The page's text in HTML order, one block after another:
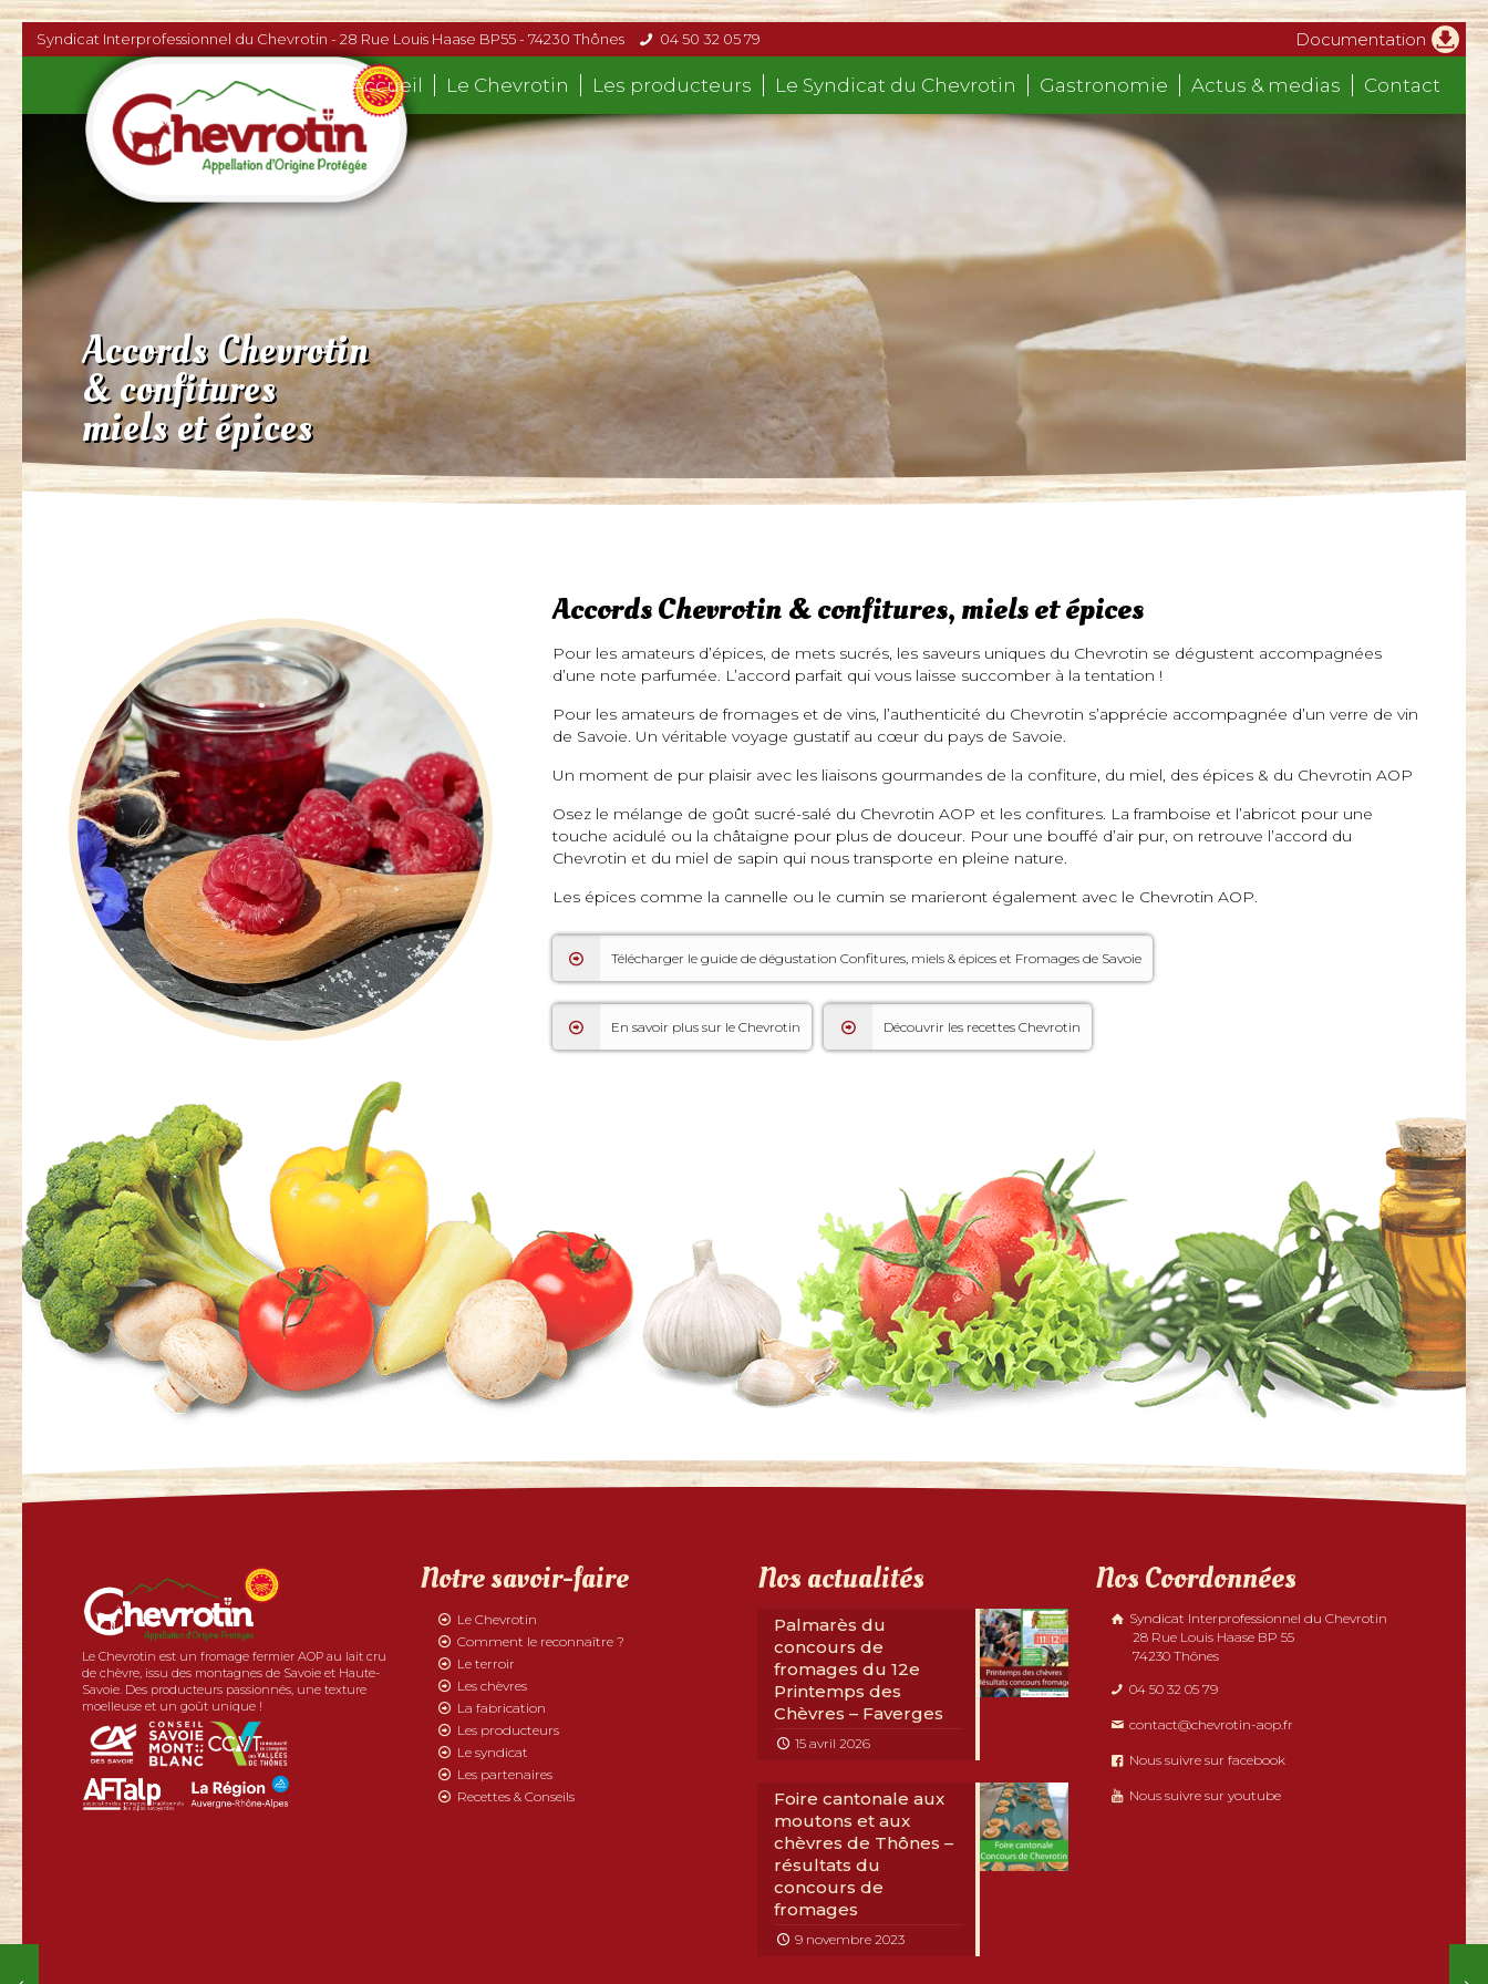
Syndicat Interprofessionnel du Chevrotin - 28 Rue Louis Haase BP55 - 74230 Thônes 04 50 32 05 79 Documentation
Accueil Le Chevrotin Les producteurs Le Syndicat du Chevrotin Gastronomie Actus & medias Contact
Accords Chevrotin
& confitures
miels et épices
Accords Chevrotin & confitures, miels et épices
Pour les amateurs d’épices, de mets sucrés, les saveurs uniques du Chevrotin se dégustent accompagnées
d’une note parfumée. L’accord parfait qui vous laisse succomber à la tentation !
Pour les amateurs de fromages et de vins, l’authenticité du Chevrotin s’apprécie accompagnée d’un verre de vin
de Savoie. Un véritable voyage gustatif au cœur du pays de Savoie.
Un moment de pur plaisir avec les liaisons gourmandes de la confiture, du miel, des épices & du Chevrotin AOP
Osez le mélange de goût sucré-salé du Chevrotin AOP et les confitures. La framboise et l’abricot pour une
touche acidulé ou la châtaigne pour plus de douceur. Pour une bouffé d’air pur, on retrouve l’accord du
Chevrotin et du miel de sapin qui nous transporte en pleine nature.
Les épices comme la cannelle ou le cumin se marieront également avec le Chevrotin AOP.
Télécharger le guide de dégustation Confitures, miels & épices et Fromages de Savoie
En savoir plus sur le Chevrotin Découvrir les recettes Chevrotin
Le Chevrotin est un fromage fermier AOP au lait cru
de chèvre, issu des montagnes de Savoie et Haute-
Savoie. Des producteurs passionnés, une texture
moelleuse et un goût unique !
Notre savoir-faire
Le Chevrotin
Comment le reconnaître ?
Le terroir
Les chèvres
La fabrication
Les producteurs
Le syndicat
Les partenaires
Recettes & Conseils
Nos actualités
Palmarès du
concours de
fromages du 12e
Printemps des
Chèvres – Faverges
15 avril 2026
Foire cantonale aux
moutons et aux
chèvres de Thônes –
résultats du
concours de
fromages
9 novembre 2023
Nos Coordonnées
Syndicat Interprofessionnel du Chevrotin
28 Rue Louis Haase BP 55
74230 Thônes
04 50 32 05 79
contact@chevrotin-aop.fr
Nous suivre sur facebook
Nous suivre sur youtube